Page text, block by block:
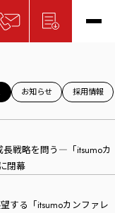
お知らせ 採用情報
長戦略を問う―「itsumoカ
閉幕
する「itsumoカンファレ